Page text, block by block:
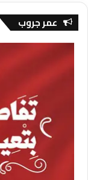
عمر جروب